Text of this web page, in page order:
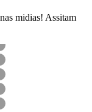
midias! Assitam